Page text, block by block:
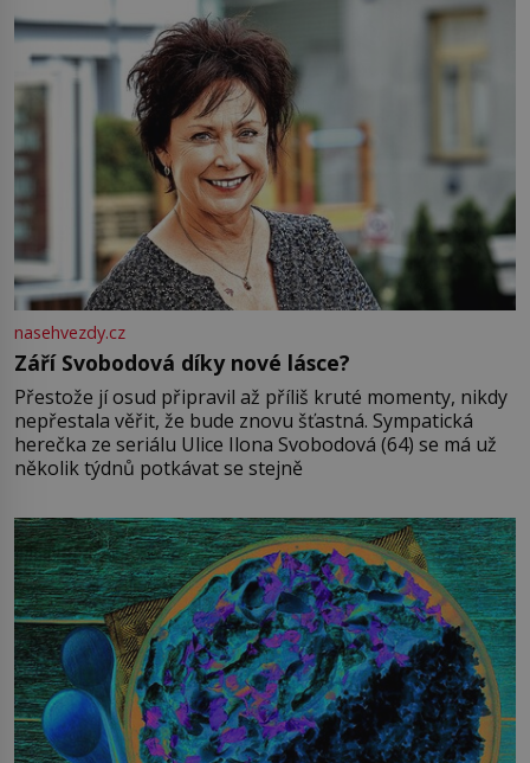
nasehvezdy.cz
Září Svobodová díky nové lásce?
Přestože jí osud připravil až příliš kruté momenty, nikdy
nepřestala věřit, že bude znovu šťastná. Sympatická
herečka ze seriálu Ulice Ilona Svobodová (64) se má už
několik týdnů potkávat se stejně